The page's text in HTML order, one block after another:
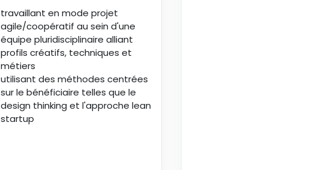
travaillant en mode projet
agile/coopératif au sein d'une
équipe pluridisciplinaire alliant
profils créatifs, techniques et
métiers
utilisant des méthodes centrées
sur le bénéficiaire telles que le
design thinking et l'approche lean
startup